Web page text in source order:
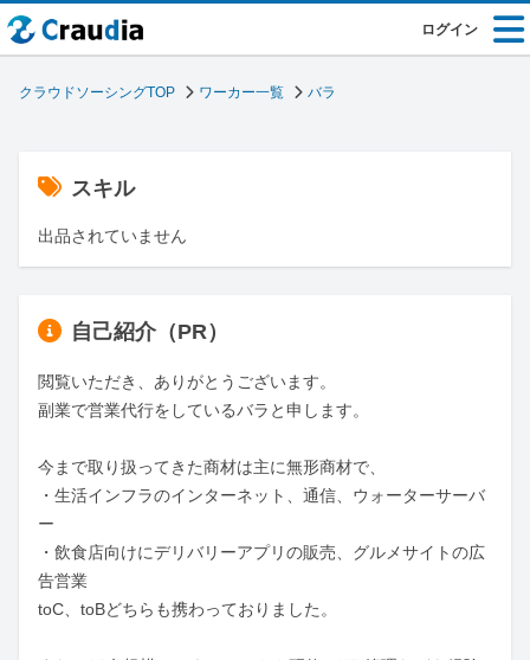
ログイン
クラウドソーシングTOP ワーカー一覧 バラ
スキル
出品されていません
自己紹介（PR）
閲覧いただき、ありがとうございます。
副業で営業代行をしているバラと申します。
今まで取り扱ってきた商材は主に無形商材で、
・生活インフラのインターネット、通信、ウォーターサーバ
ー
・飲食店向けにデリバリーアプリの販売、グルメサイトの広
告営業
toC、toBどちらも携わっておりました。